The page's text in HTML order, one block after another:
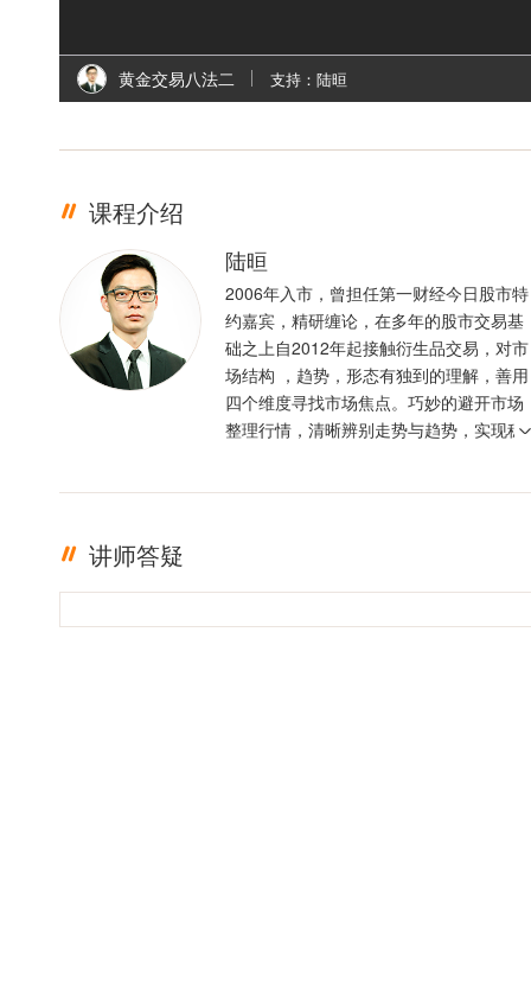
黄金交易八法二 支持：陆晅
课程介绍
陆晅
2006年入市，曾担任第一财经今日股市特
约嘉宾，精研缠论，在多年的股市交易基
础之上自2012年起接触衍生品交易，对市
场结构 ，趋势，形态有独到的理解，善用
四个维度寻找市场焦点。巧妙的避开市场
整理行情，清晰辨别走势与趋势，实现稳
讲师答疑